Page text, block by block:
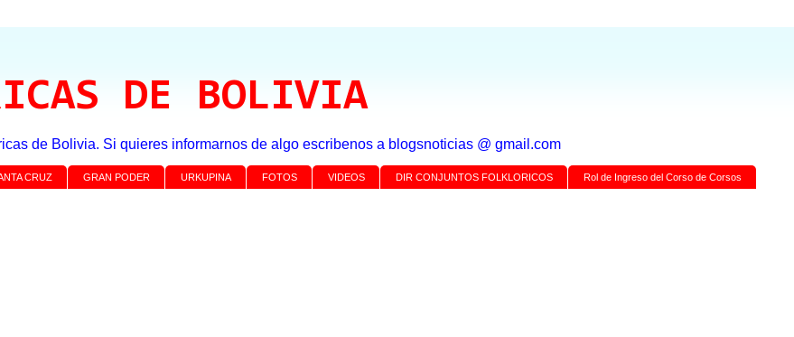
DE BOLIVIA
de Bolivia. Si quieres informarnos de algo escribenos a blogsnoticias @ gmail.com
CRUZ GRAN PODER URKUPINA FOTOS VIDEOS DIR CONJUNTOS FOLKLORICOS Rol de Ingreso del Corso de Corsos